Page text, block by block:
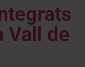
Vall de